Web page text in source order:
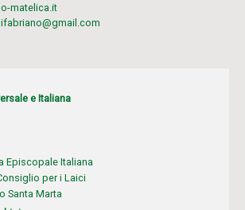
matelica.it
e Italiana
Episcopale Italiana
per i Laici
Santa Marta